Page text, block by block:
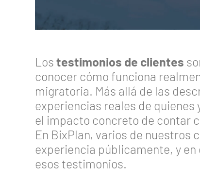
Los testimonios de clientes
conocer cómo funciona
migratoria. Más allá de las
experiencias reales de
el impacto concreto de contar
En BixPlan, varios de nuestros
experiencia públicamente, y
esos testimonios.